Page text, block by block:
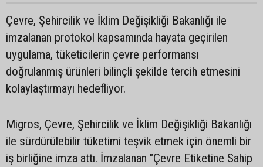
Çevre, Şehircilik ve İklim Değişikliği Bakanlığı ile
imzalanan protokol kapsamında hayata geçirilen
uygulama, tüketicilerin çevre performansı
doğrulanmış ürünleri bilinçli şekilde tercih etmesini
kolaylaştırmayı hedefliyor.
Migros, Çevre, Şehircilik ve İklim Değişikliği Bakanlığı
ile sürdürülebilir tüketimi teşvik etmek için önemli bir
iş birliğine imza attı. İmzalanan "Çevre Etiketine Sahip